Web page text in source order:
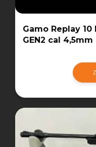
Gamo Replay
GEN2 cal 4,5mm